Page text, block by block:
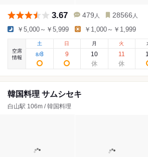
3.67 479 人 28566 人
￥5,000～￥5,999 ￥1,000～￥1,999
空席
情報
土
8/8
日
9
月
10
火
11
韓国料理 サムシセキ
白山駅 106m / 韓国料理